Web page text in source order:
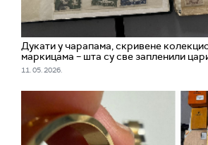
Дукати у чарапама, скривене
маркицама – шта су све запленили
11. 05. 2026.